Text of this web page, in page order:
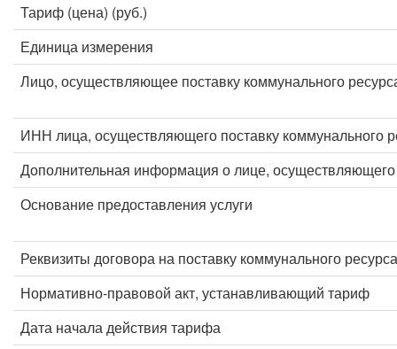
Тариф (цена) (руб.)
Единица измерения
Лицо, осуществляющее поставку коммунального
ИНН лица, осуществляющего поставку коммунального
Дополнительная информация о лице, осуществляющего
Основание предоставления услуги
Реквизиты договора на поставку коммунального ресурса
Нормативно-правовой акт, устанавливающий тариф
Дата начала действия тарифа